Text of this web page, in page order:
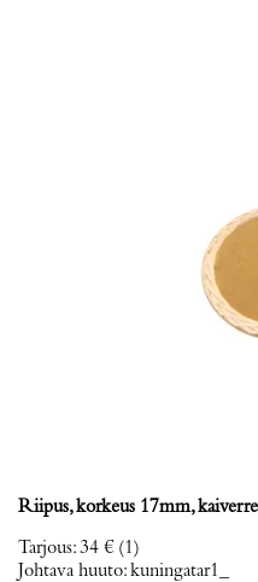
Riipus, korkeus 17mm,
Tarjous:34 € (1)
Johtava huuto:kuningatar1_